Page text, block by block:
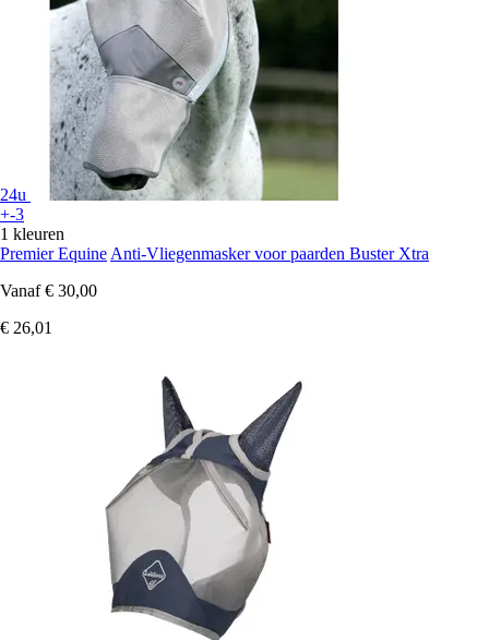
24u
+-3
1 kleuren
Premier Equine Anti-Vliegenmasker voor paarden Buster Xtra
Vanaf € 30,00
€ 26,01